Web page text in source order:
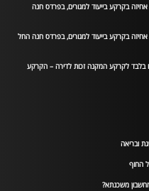
בקרקע בייעוד למגורים, בפרדס חנה
בקרקע בייעוד למגורים, בפרדס חנה החל
ב׳ בפרויקט פארק צפון חדרה יצא לדרך: 290,000 ₪ בלבד לקרקע המקנה זכות לדירה – הקרקע
ובריאה
החוף
משכנתא?